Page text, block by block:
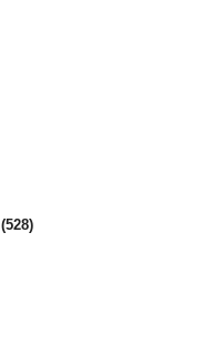
(528)